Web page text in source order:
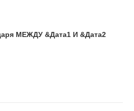
МЕЖДУ &Дата1 И &Дата2